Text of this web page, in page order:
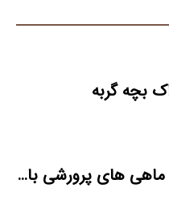
بچه گربه
بازار خرید غذای ماهی های پرورشی با مناسب ترین قیمت